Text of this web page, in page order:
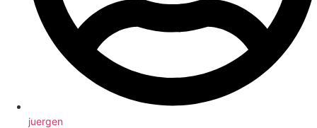
juergen